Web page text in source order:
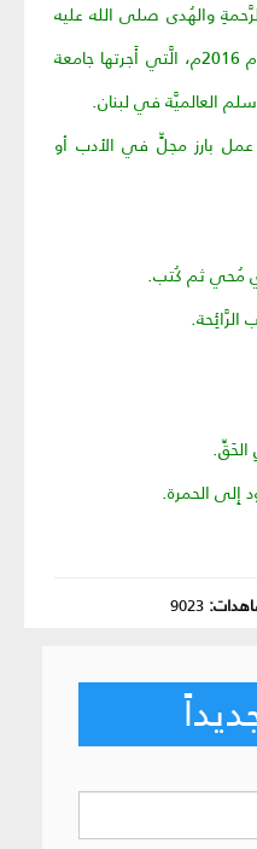
والهُدى صلى الله عليه
وآله وسلم الشِّعريَّة السَّنويَّة للعام 2016م، الَّتي أَجرتها جامعة
العالميَّة في لبنان.
عمل بارز مجلٍّ في الأدب أو
9023